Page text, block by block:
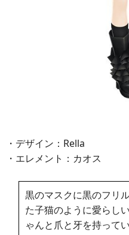
・デザイン：Rella
・エレメント：カオス
黒のマスクに黒のフリ
た子猫のように愛らし
ゃんと爪と牙を持って